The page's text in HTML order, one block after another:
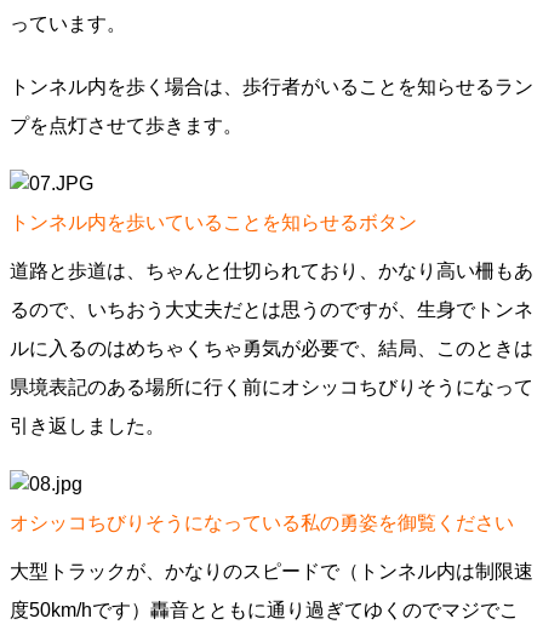
っています。
トンネル内を歩く場合は、歩行者がいることを知らせるラン
プを点灯させて歩きます。
トンネル内を歩いていることを知らせるボタン
道路と歩道は、ちゃんと仕切られており、かなり高い柵もあ
るので、いちおう大丈夫だとは思うのですが、生身でトンネ
ルに入るのはめちゃくちゃ勇気が必要で、結局、このときは
県境表記のある場所に行く前にオシッコちびりそうになって
引き返しました。
オシッコちびりそうになっている私の勇姿を御覧ください
大型トラックが、かなりのスピードで（トンネル内は制限速
度50km/hです）轟音とともに通り過ぎてゆくのでマジでこ